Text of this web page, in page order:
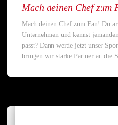
Mach deinen Chef zum
Mach deinen Chef zum Fan! Du
Unternehmen und kennst
passt? Dann werde jetzt unser
bringen wir starke Partner an die